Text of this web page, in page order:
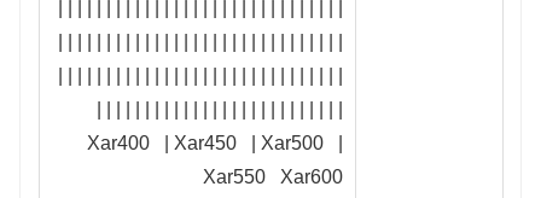
Xar400 | Xar450 | Xar500 |
Xar550 Xar600